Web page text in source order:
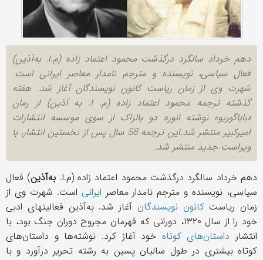
دهم خرداد سالگرد درگذشت محمود اعتماد زاده (م.ا. به‌آذین)
فعال سیاسی، نویسنده و مترجم نامدار معاصر ایرانی است.
شهرت وی از زمان ریاست کانون نویسندگان آغاز شد. هفته
گذشته ترجمه محمود اعتماد زاده (م. ا. به‌ آذین) از رمان
«باباگوریو» نوشته انوره دو بالزاک از سوی موسسه انتشارات
امیر‌کبیر منتشر شد.این ترجمه 58 سال پس از نخستین انتشار، با
ویراست جدید منتشر شد.
دهم خرداد سالگرد درگذشت محمود اعتماد زاده (م.ا. به‌آذین) فعال
سیاسی، نویسنده و مترجم نامدار معاصر ایرانی است. شهرت وی از
زمان ریاستکانون نویسندگان آغاز شد. به‌آذین فعالیتهای ادبی
خود را از سال ۱۳۲۰، دورانی که قهرمان مجروح دوران جنگ بود، با
انتشار داستان‌های کوتاه خود آغاز کرد. نوشته‌ها و داستان‌های
کوتاه بیشتری در طول سالیان پسین به رشته تحریر درآورد و با